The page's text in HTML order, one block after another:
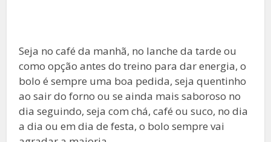
Seja no café da manhã, no lanche da tarde ou
como opção antes do treino para dar energia, o
bolo é sempre uma boa pedida, seja quentinho
ao sair do forno ou se ainda mais saboroso no
dia seguindo, seja com chá, café ou suco, no dia
a dia ou em dia de festa, o bolo sempre vai